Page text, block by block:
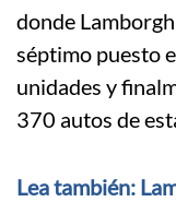
donde
séptimo puesto
unidades y
370 autos de
Lea también: